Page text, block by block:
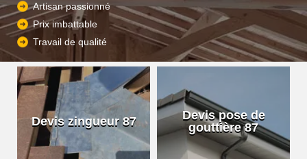
Artisan passionné
Prix imbattable
Travail de qualité
Devis zingueur 87
Devis pose de
gouttière 87